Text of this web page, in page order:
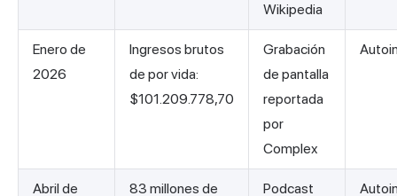
Wikipedia
Enero de
2026
Ingresos brutos
de por vida:
$101.209.778,70
Grabación
de pantalla
reportada
por
Complex
Abril de
83 millones de
Podcast